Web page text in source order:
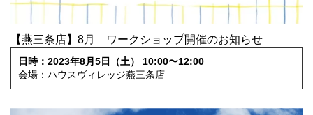
【燕三条店】8月 ワークショップ開催のお知らせ
日時：2023年8月5日（土） 10:00〜12:00
会場：ハウスヴィレッジ燕三条店